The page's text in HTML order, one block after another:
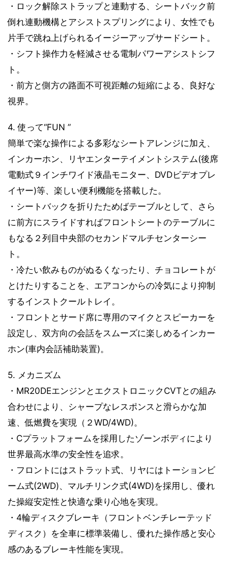
・ロック解除ストラップと連動する、シートバック前
倒れ連動機構とアシストスプリングにより、女性でも
片手で跳ね上げられるイージーアップサードシート。
・シフト操作力を軽減させる電制パワーアシストシフ
ト。
・前方と側方の路面不可視距離の短縮による、良好な
視界。
4. 使って“FUN ”
簡単で楽な操作による多彩なシートアレンジに加え、
インカーホン、リヤエンターテイメントシステム(後席
電動式９インチワイド液晶モニター、DVDビデオプレ
イヤー)等、楽しい便利機能を搭載した。
・シートバックを折りたためばテーブルとして、さら
に前方にスライドすればフロントシートのテーブルに
もなる２列目中央部のセカンドマルチセンターシー
ト。
・冷たい飲みものがぬるくなったり、チョコレートが
とけたりすることを、エアコンからの冷気により抑制
するインストクールトレイ。
・フロントとサード席に専用のマイクとスピーカーを
設定し、双方向の会話をスムーズに楽しめるインカー
ホン(車内会話補助装置)。
5. メカニズム
・MR20DEエンジンとエクストロニックCVTとの組み
合わせにより、シャープなレスポンスと滑らかな加
速、低燃費を実現（２WD/4WD)。
・Cプラットフォームを採用したゾーンボディにより
世界最高水準の安全性を追求。
・フロントにはストラット式、リヤにはトーションビ
ーム式(2WD)、マルチリンク式(4WD)を採用し、優れ
た操縦安定性と快適な乗り心地を実現。
・4輪ディスクブレーキ（フロントベンチレーテッド
ディスク）を全車に標準装備し、優れた操作感と安心
感のあるブレーキ性能を実現。